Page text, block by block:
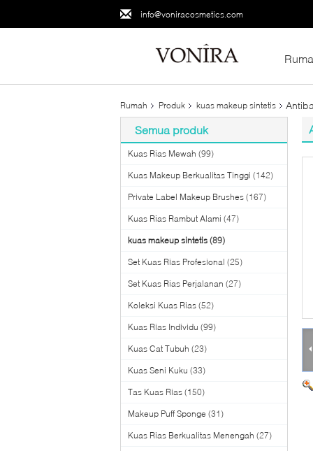
info@voniracosmetics.com
Rumah Produk kuas makeup sintetis
Semua produk
Kuas Rias Mewah (99)
Kuas Makeup Berkualitas Tinggi (142)
Private Label Makeup Brushes (167)
Kuas Rias Rambut Alami (47)
kuas makeup sintetis (89)
Set Kuas Rias Profesional (25)
Set Kuas Rias Perjalanan (27)
Koleksi Kuas Rias (52)
Kuas Rias Individu (99)
Kuas Cat Tubuh (23)
Kuas Seni Kuku (33)
Tas Kuas Rias (150)
Makeup Puff Sponge (31)
Kuas Rias Berkualitas Menengah (27)